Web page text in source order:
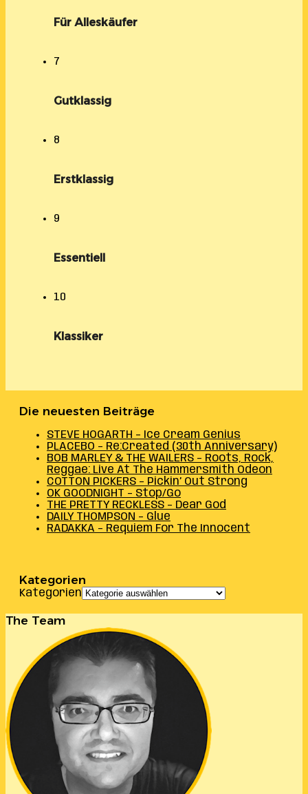
Für Alleskäufer
7
Gutklassig
8
Erstklassig
9
Essentiell
10
Klassiker
Die neuesten Beiträge
STEVE HOGARTH – Ice Cream Genius
PLACEBO – Re:Created (30th Anniversary)
BOB MARLEY & THE WAILERS – Roots, Rock,
Reggae: Live At The Hammersmith Odeon
COTTON PICKERS – Pickin’ Out Strong
OK GOODNIGHT – Stop/Go
THE PRETTY RECKLESS – Dear God
DAILY THOMPSON – Glue
RADAKKA – Requiem For The Innocent
Kategorien
Kategorien
The Team